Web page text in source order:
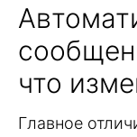
что
Главное